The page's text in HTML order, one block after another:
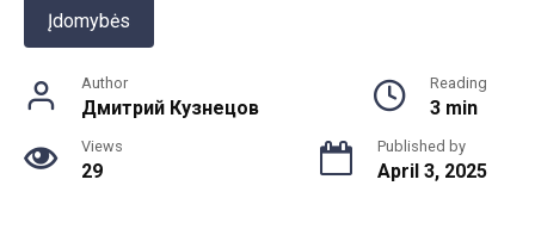
Įdomybės
Author
Дмитрий Кузнецов
Reading
3 min
Views
29
Published by
April 3, 2025